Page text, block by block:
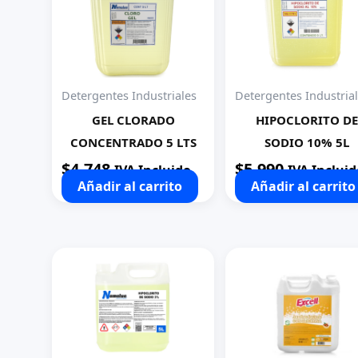
Detergentes Industriales
GEL CLORADO
CONCENTRADO 5 LTS
$4.748 IVA Incluido
Añadir al carrito
Detergentes
HIPOCLORITO DE
SODIO 10% 5L
$5.990 IVA
Añadir al carrito